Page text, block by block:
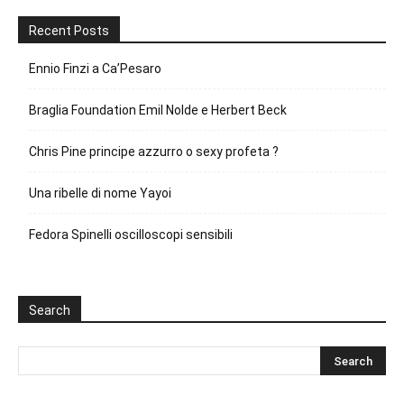
Recent Posts
Ennio Finzi a Ca’Pesaro
Braglia Foundation Emil Nolde e Herbert Beck
Chris Pine principe azzurro o sexy profeta ?
Una ribelle di nome Yayoi
Fedora Spinelli oscilloscopi sensibili
Search